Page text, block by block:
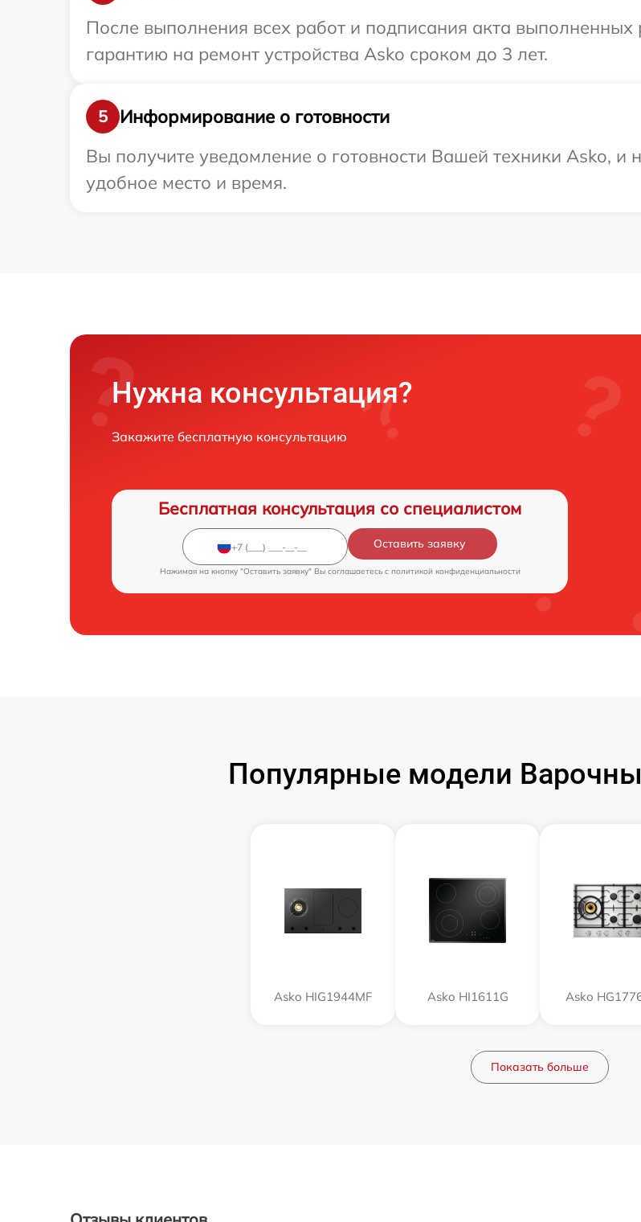
После выполнения всех работ и подписания акта
гарантию на ремонт устройства Asko сроком до 3 лет.
5
Информирование о готовности
Вы получите уведомление о готовности Вашей техники Asko, и
удобное место и время.
Нужна консультация?
Закажите бесплатную консультацию
Бесплатная консультация со специалистом
Оставить заявку
Нажимая на кнопку "Оставить заявку" Вы соглашаетесь c политикой конфиденциальности
Популярные модели
Asko HIG1944MF Asko HI1611G Asko
Показать больше